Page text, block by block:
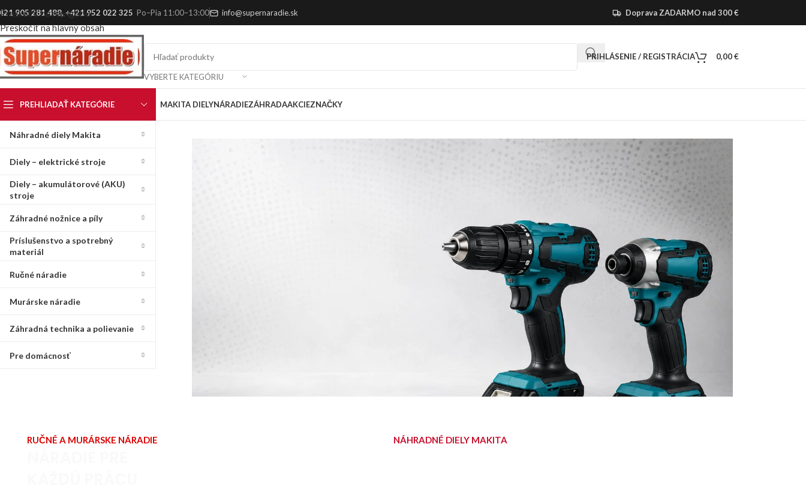
Preskočiť na navigáciu
Preskočiť na hlavný obsah
905 281 488,+421 952 022 325 Po–Pia 11:00–13:00 info@supernaradie.sk Doprava ZADARMO nad 300 €
VYBERTE KATEGÓRIU
PRIHLÁSENIE / REGISTRÁCIA 0,00€
PREHLIADAŤ KATEGÓRIE
Náhradné diely Makita
Diely – elektrické stroje
Diely – akumulátorové (AKU)
stroje
Záhradné nožnice a píly
Príslušenstvo a spotrebný
materiál
Ručné náradie
Murárske náradie
Záhradná technika a polievanie
Pre domácnosť
MAKITA DIELYNÁRADIEZÁHRADAAKCIEZNAČKY
RUČNÉ A MURÁRSKE NÁRADIE NÁHRADNÉ DIELY MAKITA